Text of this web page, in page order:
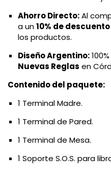
Ahorro Directo:Al
a un10% de descuento
los productos.
Diseño Argentino:
Nuevas Reglas en
Contenido del paquete:
1 Terminal Madre.
1 Terminal de Pared.
1 Terminal de Mesa.
1 Soporte S.O.S. para